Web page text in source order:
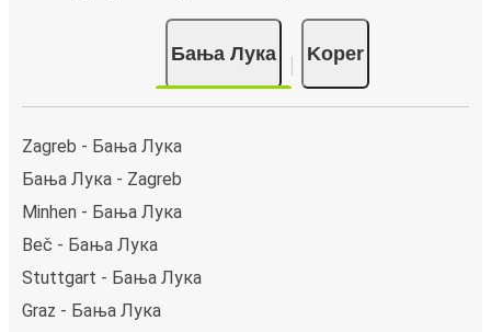
Бања Лука Koper
Zagreb - Бања Лука
Бања Лука - Zagreb
Minhen - Бања Лука
Beč - Бања Лука
Stuttgart - Бања Лука
Graz - Бања Лука